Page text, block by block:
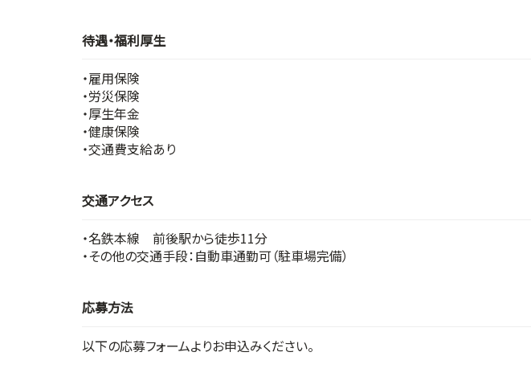
待遇・福利厚生
・雇用保険
・労災保険
・厚生年金
・健康保険
・交通費支給あり
交通アクセス
・名鉄本線 前後駅から徒歩11分
・その他の交通手段：自動車通勤可（駐車場完備）
応募方法
以下の応募フォームよりお申込みください。